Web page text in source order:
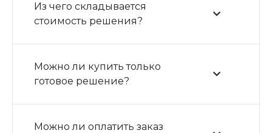
Из чего складывается
стоимость решения?
Можно ли купить только
готовое решение?
Можно ли оплатить заказ